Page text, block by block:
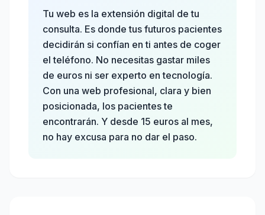
Tu web es la extensión digital de tu
consulta. Es donde tus futuros pacientes
decidirán si confían en ti antes de coger
el teléfono. No necesitas gastar miles
de euros ni ser experto en tecnología.
Con una web profesional, clara y bien
posicionada, los pacientes te
encontrarán. Y desde 15 euros al mes,
no hay excusa para no dar el paso.